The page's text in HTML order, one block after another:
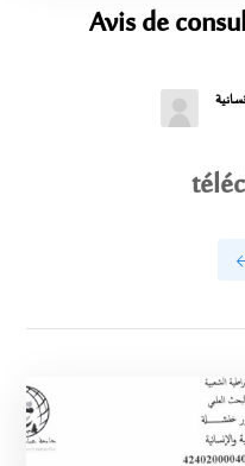
Avis de